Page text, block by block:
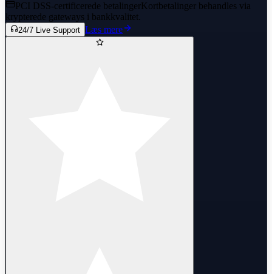
PCI DSS-certificerede betalingerKortbetalinger behandles via
krypterede gateways i bankkvalitet.
24/7 Live Support Læs mere